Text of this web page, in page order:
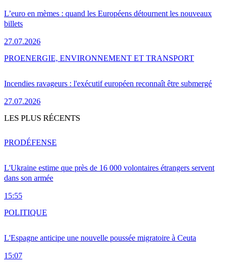
L’euro en mèmes : quand les Européens détournent les nouveaux
billets
27.07.2026
Incendies ravageurs : l'exécutif européen reconnaît être submergé
27.07.2026
PROENERGIE, ENVIRONNEMENT ET TRANSPORT
LES PLUS RÉCENTS
L'Ukraine estime que près de 16 000 volontaires étrangers servent
dans son armée
15:55
PRODÉFENSE
L'Espagne anticipe une nouvelle poussée migratoire à Ceuta
15:07
POLITIQUE